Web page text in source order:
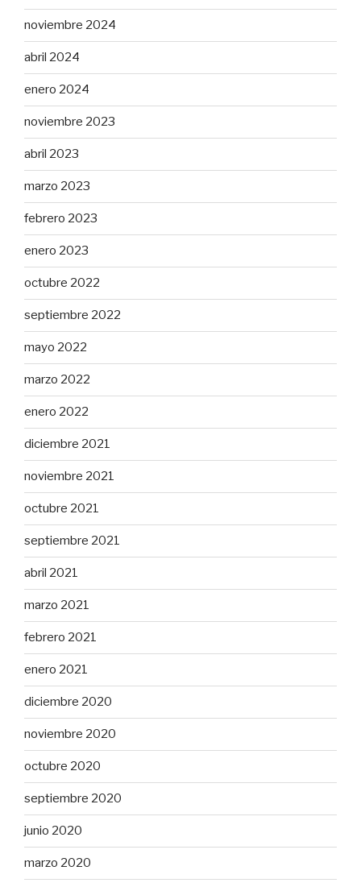
noviembre 2024
abril 2024
enero 2024
noviembre 2023
abril 2023
marzo 2023
febrero 2023
enero 2023
octubre 2022
septiembre 2022
mayo 2022
marzo 2022
enero 2022
diciembre 2021
noviembre 2021
octubre 2021
septiembre 2021
abril 2021
marzo 2021
febrero 2021
enero 2021
diciembre 2020
noviembre 2020
octubre 2020
septiembre 2020
junio 2020
marzo 2020